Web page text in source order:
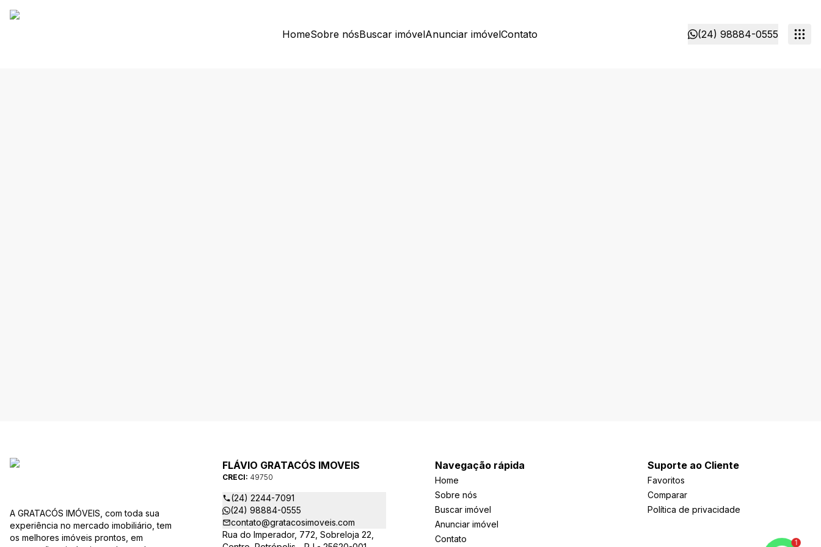
HomeSobre nósBuscar imóvelAnunciar imóvelContato (24) 98884-0555
A GRATACÓS IMÓVEIS, com toda sua
experiência no mercado imobiliário, tem
os melhores imóveis prontos, em
FLÁVIO GRATACÓS IMOVEIS
CRECI: 49750
(24) 2244-7091
(24) 98884-0555
contato@gratacosimoveis.com
Rua do Imperador, 772, Sobreloja 22,
Navegação rápida
Home
Sobre nós
Buscar imóvel
Anunciar imóvel
Contato
Suporte ao Cliente
Favoritos
Comparar
Política de privacidade
1